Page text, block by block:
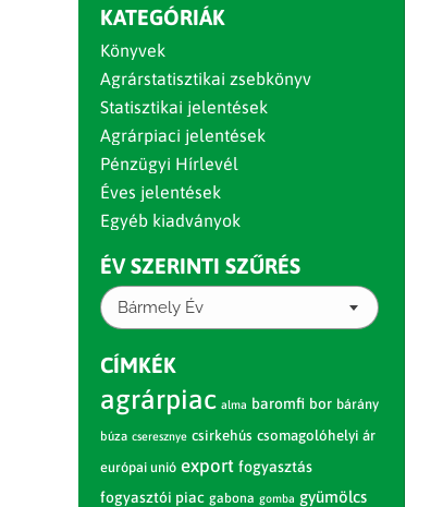
KATEGÓRIÁK
Könyvek
Agrárstatisztikai zsebkönyv
Statisztikai jelentések
Agrárpiaci jelentések
Pénzügyi Hírlevél
Éves jelentések
Egyéb kiadványok
ÉV SZERINTI SZŰRÉS
Bármely Év
CÍMKÉK
agrárpiac alma baromfi bor bárány
búza cseresznye csirkehús csomagolóhelyi ár
európai unió export fogyasztás
fogyasztói piac gabona gomba gyümölcs